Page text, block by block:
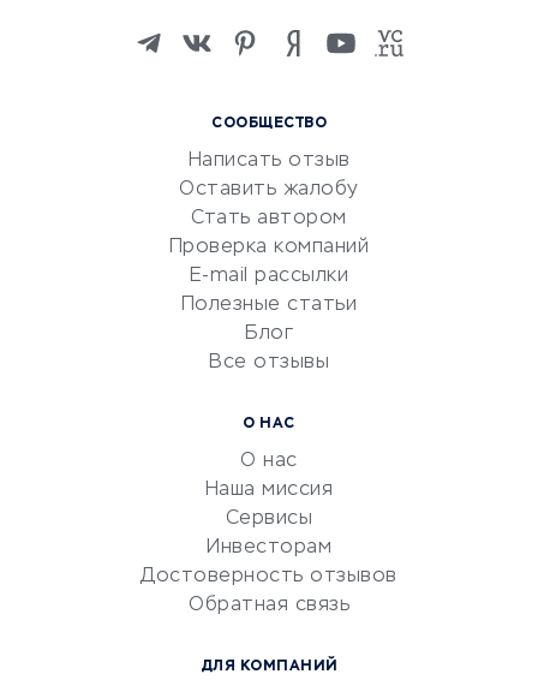
Изучение иностранных
Маркетинг и продажи
Репетиторство
Красота и здоровье
Сервисы по поиску работы
Сетевой маркетинг
УСЛУГИ ДЛЯ БИЗНЕСА
документооборот
Юридические компании
СООБЩЕСТВО
Написать отзыв
Оставить жалобу
Стать автором
Проверка компаний
E-mail рассылки
Полезные статьи
Блог
Все отзывы
О НАС
О нас
Наша миссия
Сервисы
Инвесторам
Достоверность отзывов
Обратная связь
ДЛЯ КОМПАНИЙ